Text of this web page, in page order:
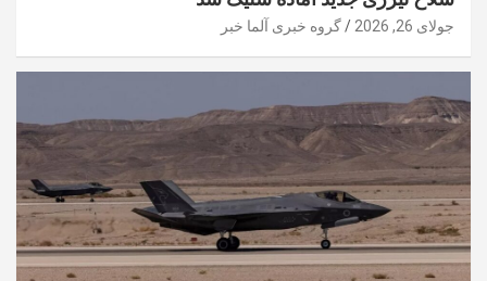
جولای 26, 2026 گروه خبری آلما خبر